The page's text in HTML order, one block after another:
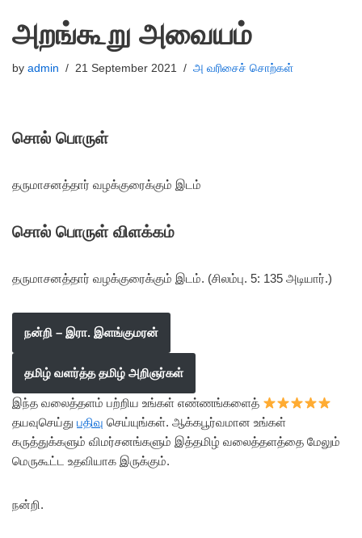
அறங்கூறு அவையம்
by admin 21 September 2021 அ வரிசைச் சொற்கள்
சொல் பொருள்
தருமாசனத்தார் வழக்குரைக்கும் இடம்
சொல் பொருள் விளக்கம்
தருமாசனத்தார் வழக்குரைக்கும் இடம். (சிலம்பு. 5: 135 அடியார்.)
நன்றி – இரா. இளங்குமரன்
தமிழ் வளர்த்த தமிழ் அறிஞர்கள்
இந்த வலைத்தளம் பற்றிய உங்கள் எண்ணங்களைத்
தயவுசெய்து பதிவு செய்யுங்கள். ஆக்கபூர்வமான உங்கள்
கருத்துக்களும் விமர்சனங்களும் இத்தமிழ் வலைத்தளத்தை மேலும்
மெருகூட்ட உதவியாக இருக்கும்.
நன்றி.